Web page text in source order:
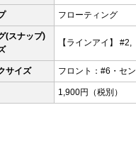
フローティング
(スナップ)
【ラインアイ】
サイズ フロント：#6・セ
1,900円（税別）